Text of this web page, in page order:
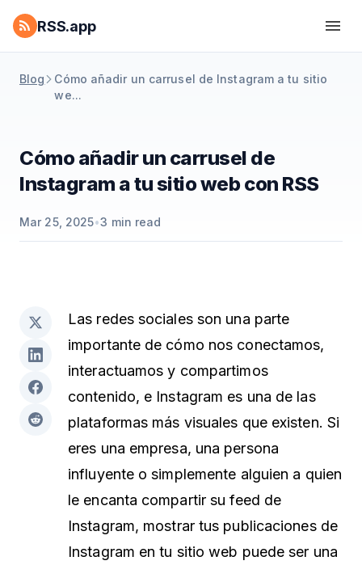
RSS.app
Blog
Cómo añadir un carrusel de Instagram a tu sitio
we...
Cómo añadir un carrusel de
Instagram a tu sitio web con RSS
Mar 25, 2025•3 min read
Las redes sociales son una parte
importante de cómo nos conectamos,
interactuamos y compartimos
contenido, e Instagram es una de las
plataformas más visuales que existen. Si
eres una empresa, una persona
influyente o simplemente alguien a quien
le encanta compartir su feed de
Instagram, mostrar tus publicaciones de
Instagram en tu sitio web puede ser una